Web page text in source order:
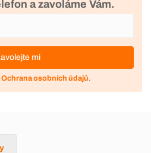
a zavoláme Vám.
mi
Ochrana osobních údajů.